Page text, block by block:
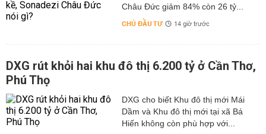
Châu Đức giảm 84% còn 26 tỷ...
CHỦ ĐẦU TƯ 14 giờ trước
DXG rút khỏi hai khu đô thị 6.200 tỷ ở Cần Thơ,
Phú Thọ
DXG cho biết Khu đô thị mới Mái
Dầm và Khu đô thị mới tại xã Bá
Hiến không còn phù hợp với...